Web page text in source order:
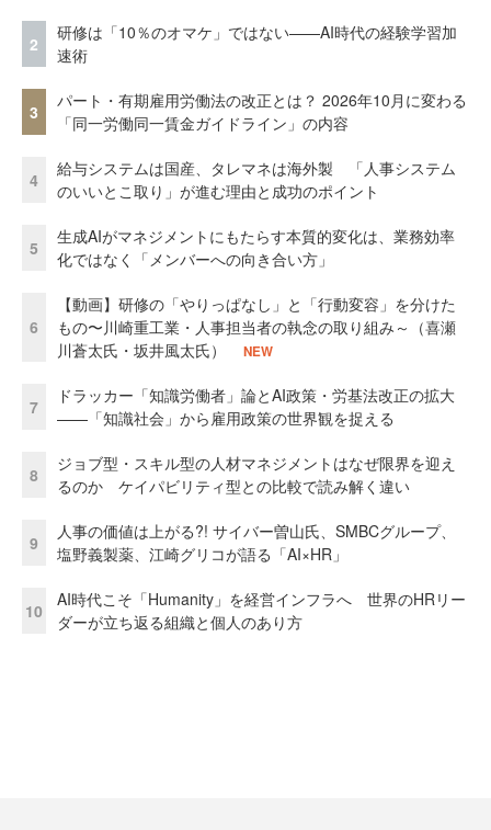
2
研修は「10％のオマケ」ではない——AI時代の経験学習加
速術
3
パート・有期雇用労働法の改正とは？ 2026年10月に変わる
「同一労働同一賃金ガイドライン」の内容
4
給与システムは国産、タレマネは海外製 「人事システム
のいいとこ取り」が進む理由と成功のポイント
5
生成AIがマネジメントにもたらす本質的変化は、業務効率
化ではなく「メンバーへの向き合い方」
6
【動画】研修の「やりっぱなし」と「行動変容」を分けた
もの〜川崎重工業・人事担当者の執念の取り組み～（喜瀬
川蒼太氏・坂井風太氏）
NEW
7
ドラッカー「知識労働者」論とAI政策・労基法改正の拡大
——「知識社会」から雇用政策の世界観を捉える
8
ジョブ型・スキル型の人材マネジメントはなぜ限界を迎え
るのか ケイパビリティ型との比較で読み解く違い
9
人事の価値は上がる?! サイバー曽山氏、SMBCグループ、
塩野義製薬、江崎グリコが語る「AI×HR」
10
AI時代こそ「Humanity」を経営インフラへ 世界のHRリー
ダーが立ち返る組織と個人のあり方